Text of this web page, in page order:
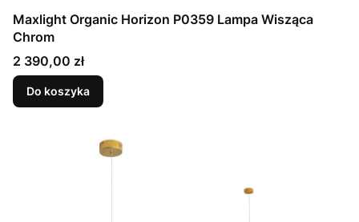
Maxlight Organic Horizon P0359 Lampa Wisząca
Chrom
Cena
2 390,00 zł
Do koszyka